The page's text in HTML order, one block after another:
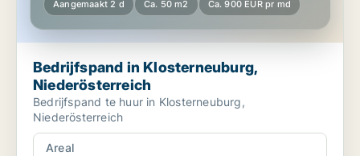
Aangemaakt 2 d Ca. 50 m2 Ca. 900 EUR pr md
Bedrijfspand in Klosterneuburg,
Niederösterreich
Bedrijfspand te huur in Klosterneuburg,
Niederösterreich
Areal